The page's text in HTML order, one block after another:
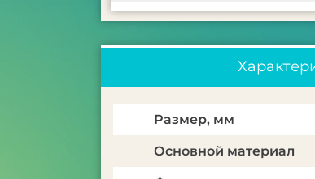
Размер, мм
Основной материал